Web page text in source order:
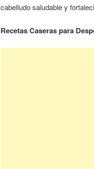
cabelludo saludable y
Recetas Caseras para